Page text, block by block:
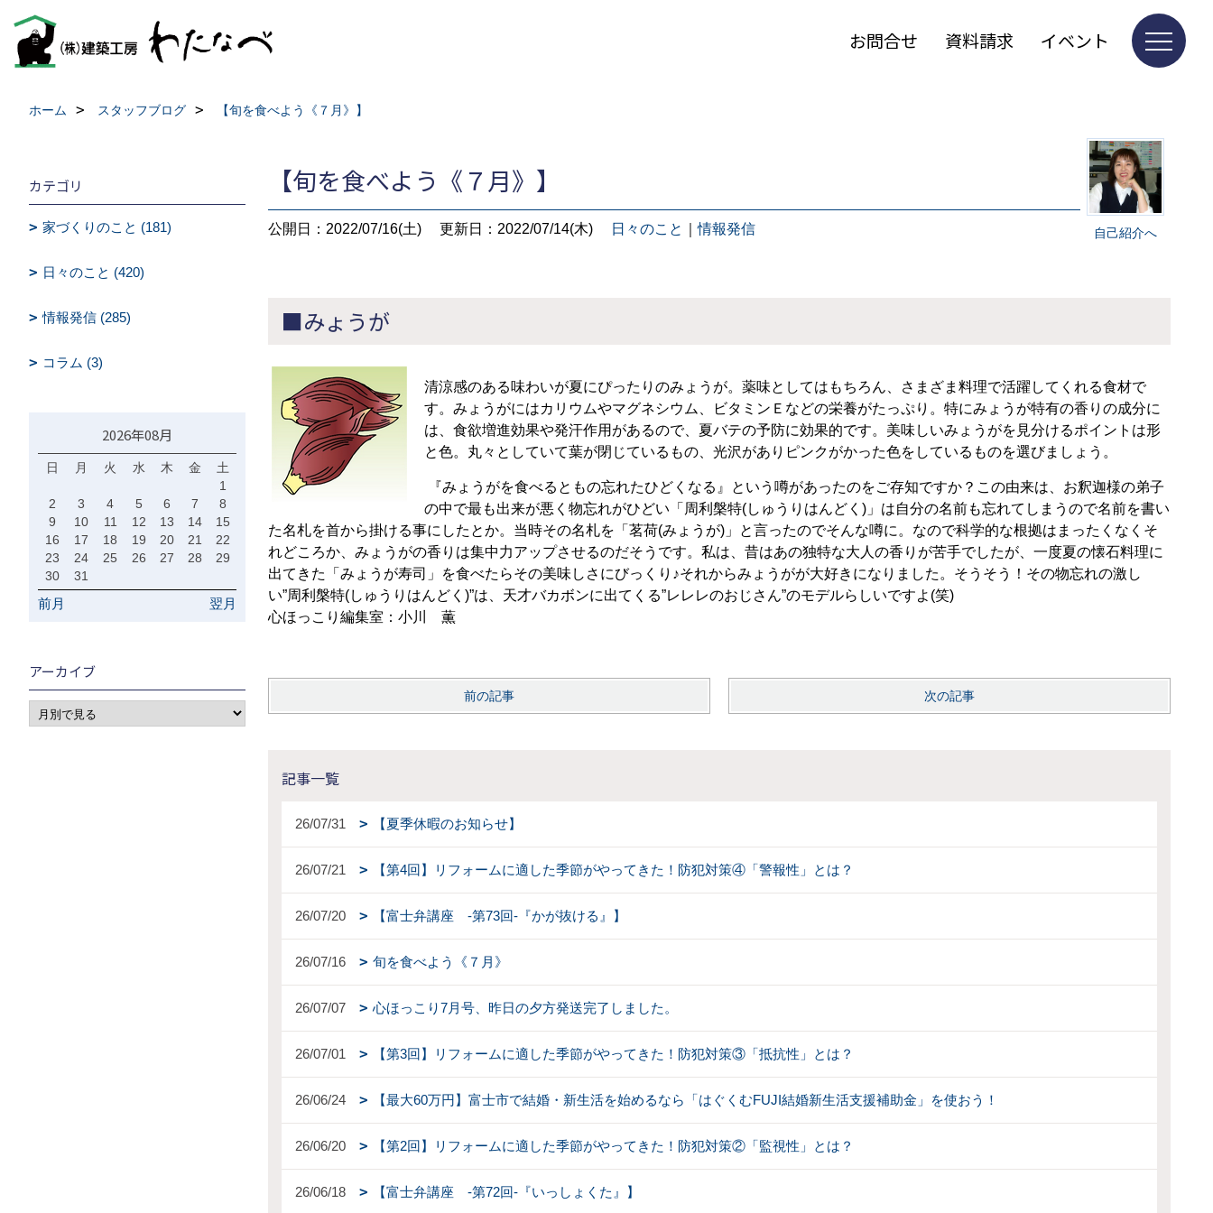
お問合せ 資料請求 イベント
ホーム スタッフブログ 【旬を食べよう《７月》】
自己紹介へ
【旬を食べよう《７月》】
公開日：2022/07/16(土) 更新日：2022/07/14(木) 日々のこと ｜情報発信
■みょうが
清涼感のある味わいが夏にぴったりのみょうが。薬味としてはもちろん、さまざま料理で活躍してくれる食材で
す。みょうがにはカリウムやマグネシウム、ビタミンＥなどの栄養がたっぷり。特にみょうが特有の香りの成分に
は、食欲増進効果や発汗作用があるので、夏バテの予防に効果的です。美味しいみょうがを見分けるポイントは形
と色。丸々としていて葉が閉じているもの、光沢がありピンクがかった色をしているものを選びましょう。
『みょうがを食べるともの忘れたひどくなる』という噂があったのをご存知ですか？この由来は、お釈迦様の弟子
の中で最も出来が悪く物忘れがひどい「周利槃特(しゅうりはんどく)」は自分の名前も忘れてしまうので名前を書い
た名札を首から掛ける事にしたとか。当時その名札を「茗荷(みょうが)」と言ったのでそんな噂に。なので科学的な根拠はまったくなくそ
れどころか、みょうがの香りは集中力アップさせるのだそうです。私は、昔はあの独特な大人の香りが苦手でしたが、一度夏の懐石料理に
出てきた「みょうが寿司」を食べたらその美味しさにびっくり♪それからみょうがが大好きになりました。そうそう！その物忘れの激し
い”周利槃特(しゅうりはんどく)”は、天才バカボンに出てくる”レレレのおじさん”のモデルらしいですよ(笑)
心ほっこり編集室：小川 薫
前の記事 次の記事
記事一覧
26/07/31 【夏季休暇のお知らせ】
26/07/21 【第4回】リフォームに適した季節がやってきた！防犯対策④「警報性」とは？
26/07/20 【富士弁講座 -第73回-『かが抜ける』】
26/07/16 旬を食べよう《７月》
26/07/07 心ほっこり7月号、昨日の夕方発送完了しました。
26/07/01 【第3回】リフォームに適した季節がやってきた！防犯対策③「抵抗性」とは？
26/06/24 【最大60万円】富士市で結婚・新生活を始めるなら「はぐくむFUJI結婚新生活支援補助金」を使おう！
26/06/20 【第2回】リフォームに適した季節がやってきた！防犯対策②「監視性」とは？
26/06/18 【富士弁講座 -第72回-『いっしょくた』】
カテゴリ
家づくりのこと (181)
日々のこと (420)
情報発信 (285)
コラム (3)
2026年08月
日 月 火 水 木 金
土
1
2
3 4 5 6 7
8
9
10 11 12 13 14
15
16
17 18 19 20 21
22
23
24 25 26 27 28
29
30
31
前月 翌月
アーカイブ